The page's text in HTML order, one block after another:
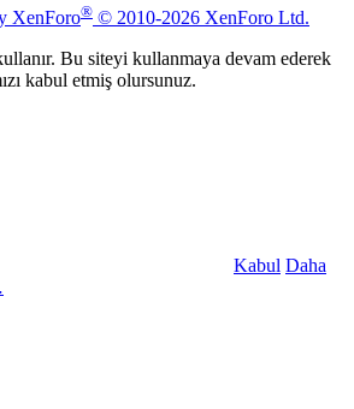
XenForo® © 2010-2026 XenForo Ltd.
Bu siteyi kullanmaya devam ederek
kabul etmiş olursunuz.
Kabul Daha